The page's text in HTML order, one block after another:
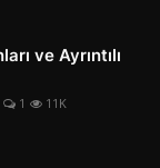
ve Ayrıntılı
1 11K